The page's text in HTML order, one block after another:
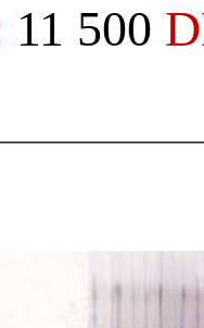
11 500